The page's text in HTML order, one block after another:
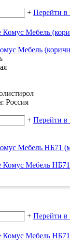
+ Перейти в
Мебель
Россия
+ Перейти в
Мебель НБ71
+ Перейти в